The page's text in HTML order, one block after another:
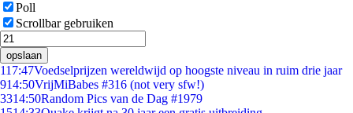
Poll
Scrollbar gebruiken
opslaan
117:47Voedselprijzen wereldwijd op hoogste niveau in ruim drie jaar
914:50VrijMiBabes #316 (not very sfw!)
3314:50Random Pics van de Dag #1979